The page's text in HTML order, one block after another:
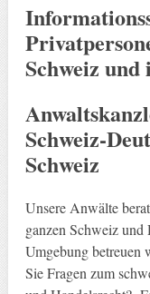
Schweiz
Schweiz-
Schweiz
Unsere Anwälte
ganzen Schweiz
Umgebung betreuen
Sie Fragen zum